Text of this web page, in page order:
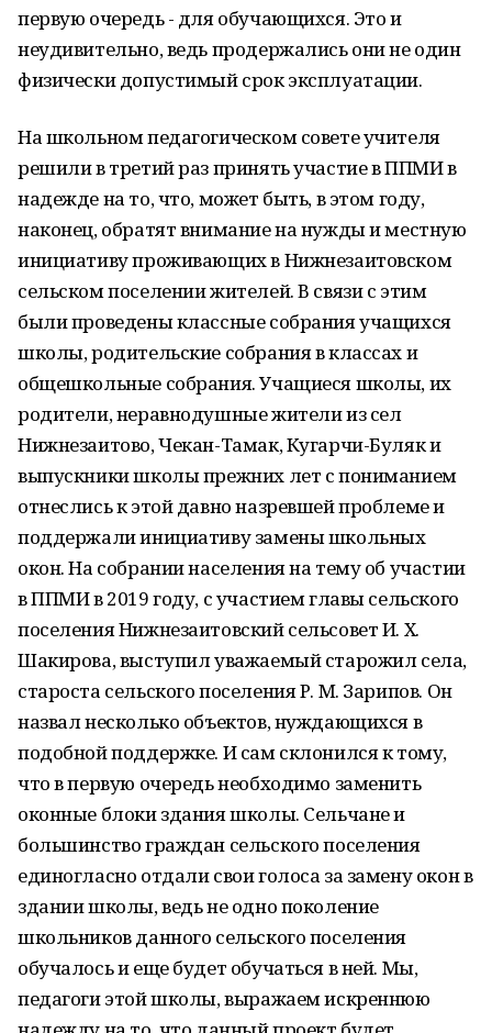
первую очередь - для обучающихся. Это и
неудивительно, ведь продержались они не один
физически допустимый срок эксплуатации.
На школьном педагогическом совете учителя
решили в третий раз принять участие в ППМИ в
надежде на то, что, может быть, в этом году,
наконец, обратят внимание на нужды и местную
инициативу проживающих в Нижнезаитовском
сельском поселении жителей. В связи с этим
были проведены классные собрания учащихся
школы, родительские собрания в классах и
общешкольные собрания. Учащиеся школы, их
родители, неравнодушные жители из сел
Нижнезаитово, Чекан-Тамак, Кугарчи-Буляк и
выпускники школы прежних лет с пониманием
отнеслись к этой давно назревшей проблеме и
поддержали инициативу замены школьных
окон. На собрании населения на тему об участии
в ППМИ в 2019 году, с участием главы сельского
поселения Нижнезаитовский сельсовет И. Х.
Шакирова, выступил уважаемый старожил села,
староста сельского поселения Р. М. Зарипов. Он
назвал несколько объектов, нуждающихся в
подобной поддержке. И сам склонился к тому,
что в первую очередь необходимо заменить
оконные блоки здания школы. Сельчане и
большинство граждан сельского поселения
единогласно отдали свои голоса за замену окон в
здании школы, ведь не одно поколение
школьников данного сельского поселения
обучалось и еще будет обучаться в ней. Мы,
педагоги этой школы, выражаем искреннюю